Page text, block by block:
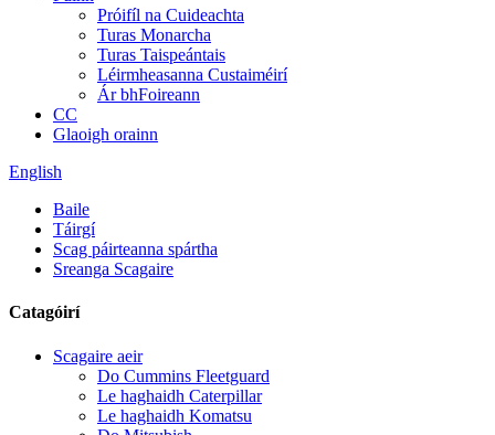
Próifíl na Cuideachta
Turas Monarcha
Turas Taispeántais
Léirmheasanna Custaiméirí
Ár bhFoireann
CC
Glaoigh orainn
English
Baile
Táirgí
Scag páirteanna spártha
Sreanga Scagaire
Catagóirí
Scagaire aeir
Do Cummins Fleetguard
Le haghaidh Caterpillar
Le haghaidh Komatsu